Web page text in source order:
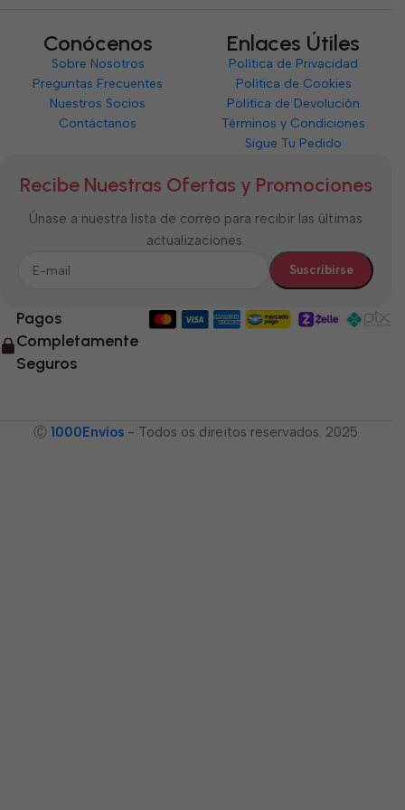
Conócenos
Sobre Nosotros
Preguntas Frecuentes
Nuestros Socios
Contáctanos
Enlaces Útiles
Política de Privacidad
Política de Cookies
Política de Devolución
Términos y Condiciones
Sigue Tu Pedido
Recibe Nuestras Ofertas y Promociones
Únase a nuestra lista de correo para recibir las últimas
actualizaciones.
Pagos
Completamente
Seguros
Ⓒ 1000Envíos - Todos os direitos reservados. 2025